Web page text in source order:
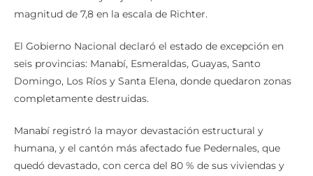
magnitud de 7,8 en la escala de Richter.
El Gobierno Nacional declaró el estado de excepción en
seis provincias: Manabí, Esmeraldas, Guayas, Santo
Domingo, Los Ríos y Santa Elena, donde quedaron zonas
completamente destruidas.
Manabí registró la mayor devastación estructural y
humana, y el cantón más afectado fue Pedernales, que
quedó devastado, con cerca del 80 % de sus viviendas y